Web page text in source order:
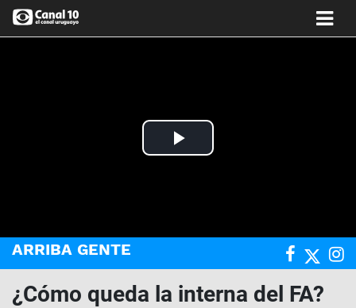
Play
ARRIBA GENTE
¿Cómo queda la interna del FA?